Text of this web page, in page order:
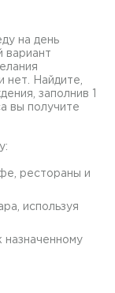
на день
вариант
нет. Найдите,
заполнив 1
вы получите
рестораны и
используя
назначенному